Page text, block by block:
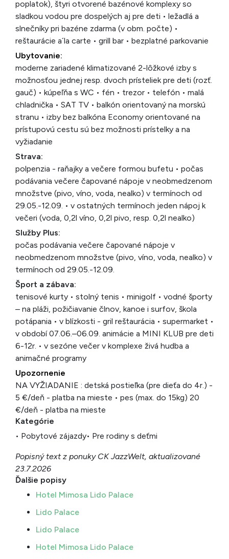
poplatok), štyri otvorené bazénové komplexy so
sladkou vodou pre dospelých aj pre deti • ležadlá a
slnečníky pri bazéne zdarma (v obm. počte) •
reštaurácie a´la carte • grill bar • bezplatné parkovanie
Ubytovanie:
moderne zariadené klimatizované 2-lôžkové izby s
možnosťou jednej resp. dvoch prísteliek pre deti (rozť.
gauč) • kúpeľňa s WC • fén • trezor • telefón • malá
chladnička • SAT TV • balkón orientovaný na morskú
stranu • izby bez balkóna Economy orientované na
prístupovú cestu sú bez možnosti prístelky a na
vyžiadanie
Strava:
polpenzia - raňajky a večere formou bufetu • počas
podávania večere čapované nápoje v neobmedzenom
množstve (pivo, víno, voda, nealko) v termínoch od
29.05.-12.09. • v ostatných termínoch jeden nápoj k
večeri (voda, 0,2l víno, 0,2l pivo, resp. 0,2l nealko)
Služby Plus:
počas podávania večere čapované nápoje v
neobmedzenom množstve (pivo, víno, voda, nealko) v
termínoch od 29.05.-12.09.
Šport a zábava:
tenisové kurty • stolný tenis • minigolf • vodné športy
– na pláži, požičiavanie člnov, kanoe i surfov, škola
potápania • v blízkosti - gril reštaurácia • supermarket •
v období 07.06.–06.09. animácie a MINI KLUB pre deti
6-12r. • v sezóne večer v komplexe živá hudba a
animačné programy
Upozornenie
NA VYŽIADANIE : detská postieľka (pre dieťa do 4r.) -
5 €/deň - platba na mieste • pes (max. do 15kg) 20
€/deň - platba na mieste
Kategórie
• Pobytové zájazdy• Pre rodiny s deťmi
Popisný text z ponuky CK JazzWelt, aktualizované
23.7.2026
Ďalšie popisy
Hotel Mimosa Lido Palace
Lido Palace
Lido Palace
Hotel Mimosa Lido Palace